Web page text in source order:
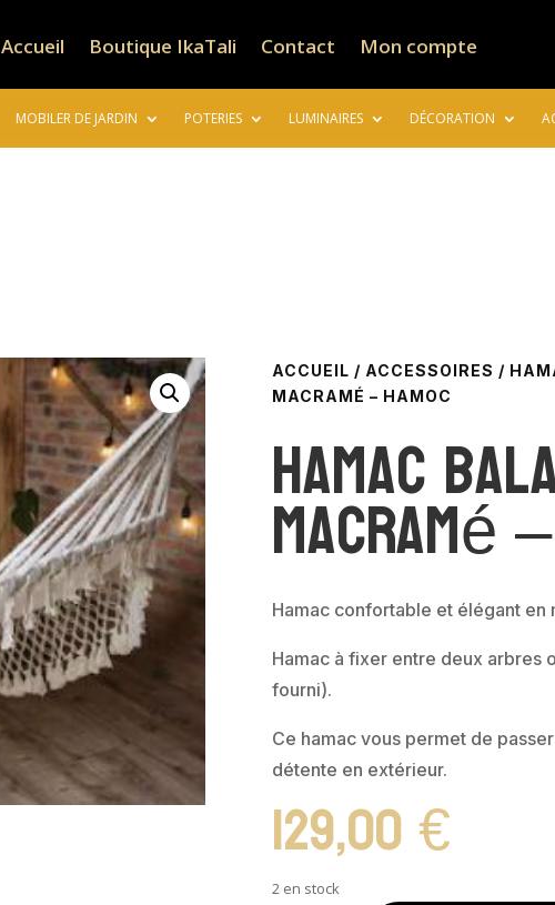
Accueil Boutique IkaTali Contact Mon compte
MOBILER DE JARDIN POTERIES LUMINAIRES DÉCORATION
ACCUEIL / ACCESSOIRES /
MACRAMÉ – HAMOC
Hamac
macramé
Hamac confortable et élégant en
Hamac à fixer entre deux arbres
fourni).
Ce hamac vous permet de
détente en extérieur.
129,00€
2 en stock